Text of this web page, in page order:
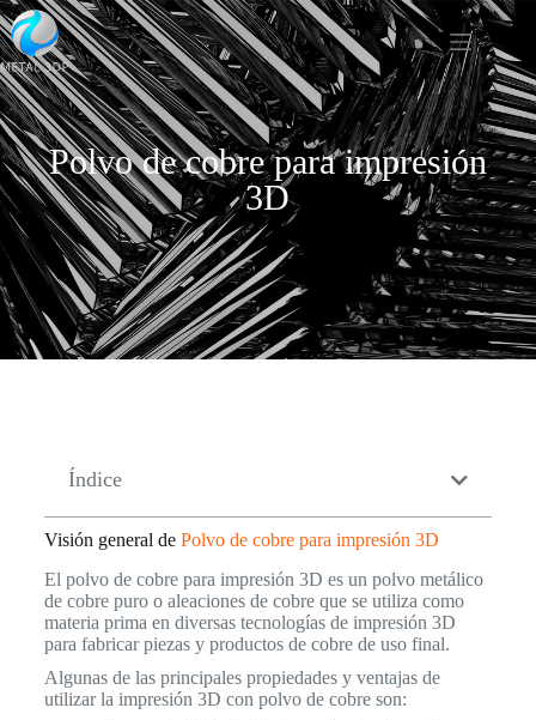
Polvo de cobre para impresión
3D
Índice
Visión general de Polvo de cobre para impresión 3D
El polvo de cobre para impresión 3D es un polvo metálico
de cobre puro o aleaciones de cobre que se utiliza como
materia prima en diversas tecnologías de impresión 3D
para fabricar piezas y productos de cobre de uso final.
Algunas de las principales propiedades y ventajas de
utilizar la impresión 3D con polvo de cobre son: